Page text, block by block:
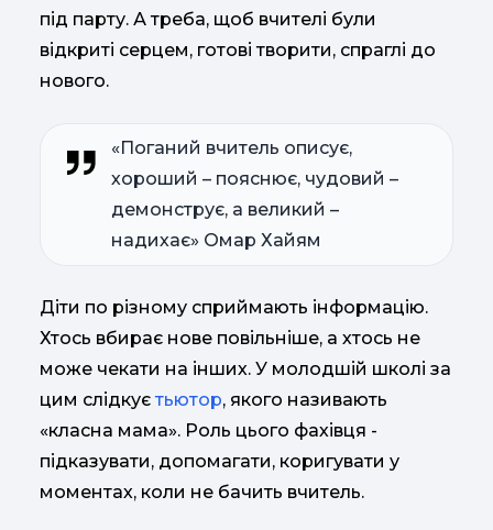
під парту. А треба, щоб вчителі були
відкриті серцем, готові творити, спраглі до
нового.
«Поганий вчитель описує,
хороший – пояснює, чудовий –
демонструє, а великий –
надихає» Омар Хайям
Діти по різному сприймають інформацію.
Хтось вбирає нове повільніше, а хтось не
може чекати на інших. У молодшій школі за
цим слідкує тьютор, якого називають
«класна мама». Роль цього фахівця -
підказувати, допомагати, коригувати у
моментах, коли не бачить вчитель.